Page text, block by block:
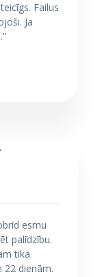
Failus
Ja
esmu
palīdzību.
tika
22 dienām.